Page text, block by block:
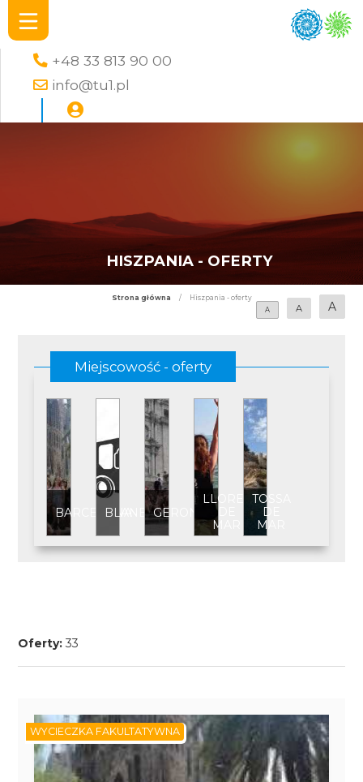
+48 33 813 90 00
info@tu1.pl
HISZPANIA - OFERTY
Strona główna /
Hiszpania - oferty
A
A A
Miejscowość - oferty
BARCELONABLANESGERONA
LLORET
DE
MAR
TOSSA
DE
MAR
Oferty: 33
WYCIECZKA FAKULTATYWNA